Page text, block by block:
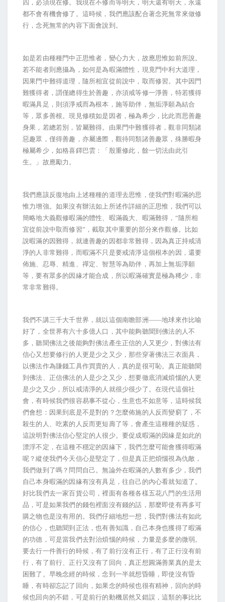
四，必須現在修。我現在不修而等明天，明天還有明天，永遠
都不會有機會修了。這時候，我們應該配合著念死無常來做修
行，念死無常的內容下面會說到。
如是若由種種門中正思惟者，變心力大，故應思惟如前所說。
若不能者則應攝為，如何是為暇滿體性，現竟門中利大道理，
因果門中難得道理，隨所相宜從前說中，取而修習。其中因門
難獲得者，謂僅總得生於善趣，亦須戒等修一淨善，特若獲得
暇滿具足，則須淨戒而為根本，施等助伴，無垢淨願為結合
等，眾多善根。現見修積如是因者，極為希少，比此而思善趣
身果，若總若別，皆屬難得。由果門中難獲得者，觀非同類諸
惡趣眾，僅得善趣，亦屬邊際，觀待同類諸善趣眾，殊勝暇身
極屬希少，如格喜鐸巴雲：「殷重修此，餘一切法由此引
生。」故應勵力。
我們應該反復地由上述種種的道理去思惟，使我們對暇滿的思
惟力增強。如果沒有辦法如上所述作詳細的正思惟，我們可以
簡略地大義觀修暇滿的體性、暇滿義大、暇滿難得，“隨所相
宜從前說中取而修習”，截取其中重要的部分來作觀修。比如
說暇滿的因難得，就連善趣的因都非常難得，因為真正持戒清
淨的人非常難得，而暇滿不只是要戒清淨這個根本的因，還要
佈施、忍辱、精進、禪定、智慧等為助伴，再加上無垢淨願
等，要有眾多的因緣才能合成，所以暇滿確實是極為稀少，非
常非常難得。
我們不講三千大千世界，就以這個南瞻部洲——地球來作比喻
好了，全世界有六十多億人口，其中能夠聽聞到佛法的人不
多，聽聞佛法之後能夠對佛法產生正信的人又更少，對佛法有
信心又想要修行的人更是少之又少，那些穿著佛法三衣面具，
以佛法作為賺錢工具作買賣的人，真的是很可恥。真正能聽聞
到佛法、正信佛法的人是少之又少，想要徹底消滅煩惱的人更
是少之又少，所以戒清淨的人就很少很少了。在現代這個社
會，有時候我們很容易事不從心，生意也不如意等，這時候我
們會想：因果到底是不是對的？怎麼佈施的人反而變窮了，不
殺生的人、吃素的人反而更短壽了等，會產生這種種的疑惑，
這說明對佛法信心堅定的人很少。要促成暇滿的因緣是如此的
漂浮不定，在這種不穩定的因緣下，我們怎麼可能會獲得暇滿
呢？縱使我們今天信心是堅定了，但是真正把煩惱視為仇敵，
我們做到了嗎？問問自己。無論外在暇滿的人數有多少，我們
自己本身暇滿的因緣有沒有具足，往自己的內心看就知道了。
好比我們去一家百貨公司，裡面有各種各樣五花八門的生活用
品，可是如果我們的錢包裡面沒有錢的話，那麼即使有再多可
購之物也是沒有用的。我們仔細地想一想，我們對佛法有如此
的信心，也聽聞到正法，也有善知識，自己本身也獲得了暇滿
的功德，可是當我們去對治煩惱的時候，力量是多麼的微弱。
要去行一件善行的時候，有了前行沒有正行，有了正行沒有前
行，有了前行、正行又沒有了回向，真正想圓滿善業真的是太
困難了。早晚念經的時候，念到一半就想昏睡，即使沒有昏
睡，有時卻忘記了回向，如果念的時候也很有精神，回向的時
候也回向的不錯，可是前行的動機居然又錯誤，這類的事比比